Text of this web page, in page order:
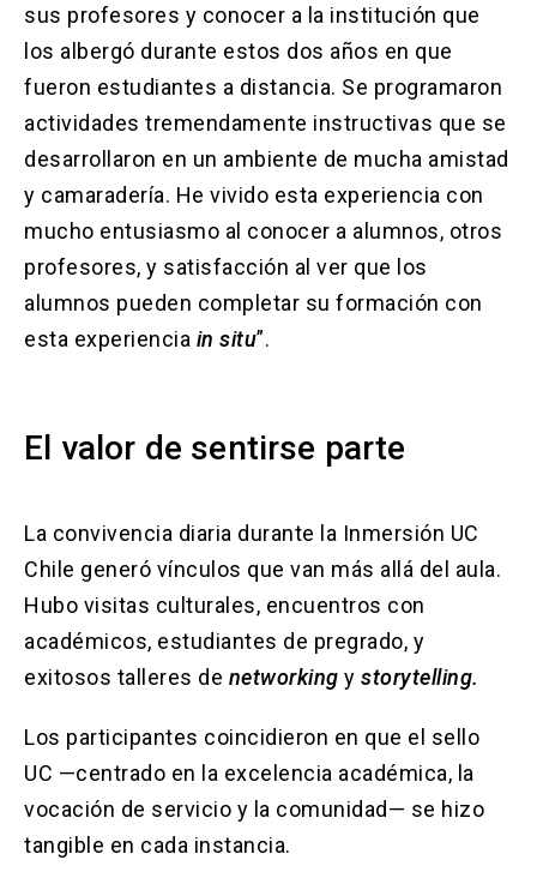
sus profesores y conocer a la institución que
los albergó durante estos dos años en que
fueron estudiantes a distancia. Se programaron
actividades tremendamente instructivas que se
desarrollaron en un ambiente de mucha amistad
y camaradería. He vivido esta experiencia con
mucho entusiasmo al conocer a alumnos, otros
profesores, y satisfacción al ver que los
alumnos pueden completar su formación con
esta experiencia in situ”.
El valor de sentirse parte
La convivencia diaria durante la Inmersión UC
Chile generó vínculos que van más allá del aula.
Hubo visitas culturales, encuentros con
académicos, estudiantes de pregrado, y
exitosos talleres de networking y storytelling.
Los participantes coincidieron en que el sello
UC —centrado en la excelencia académica, la
vocación de servicio y la comunidad— se hizo
tangible en cada instancia.